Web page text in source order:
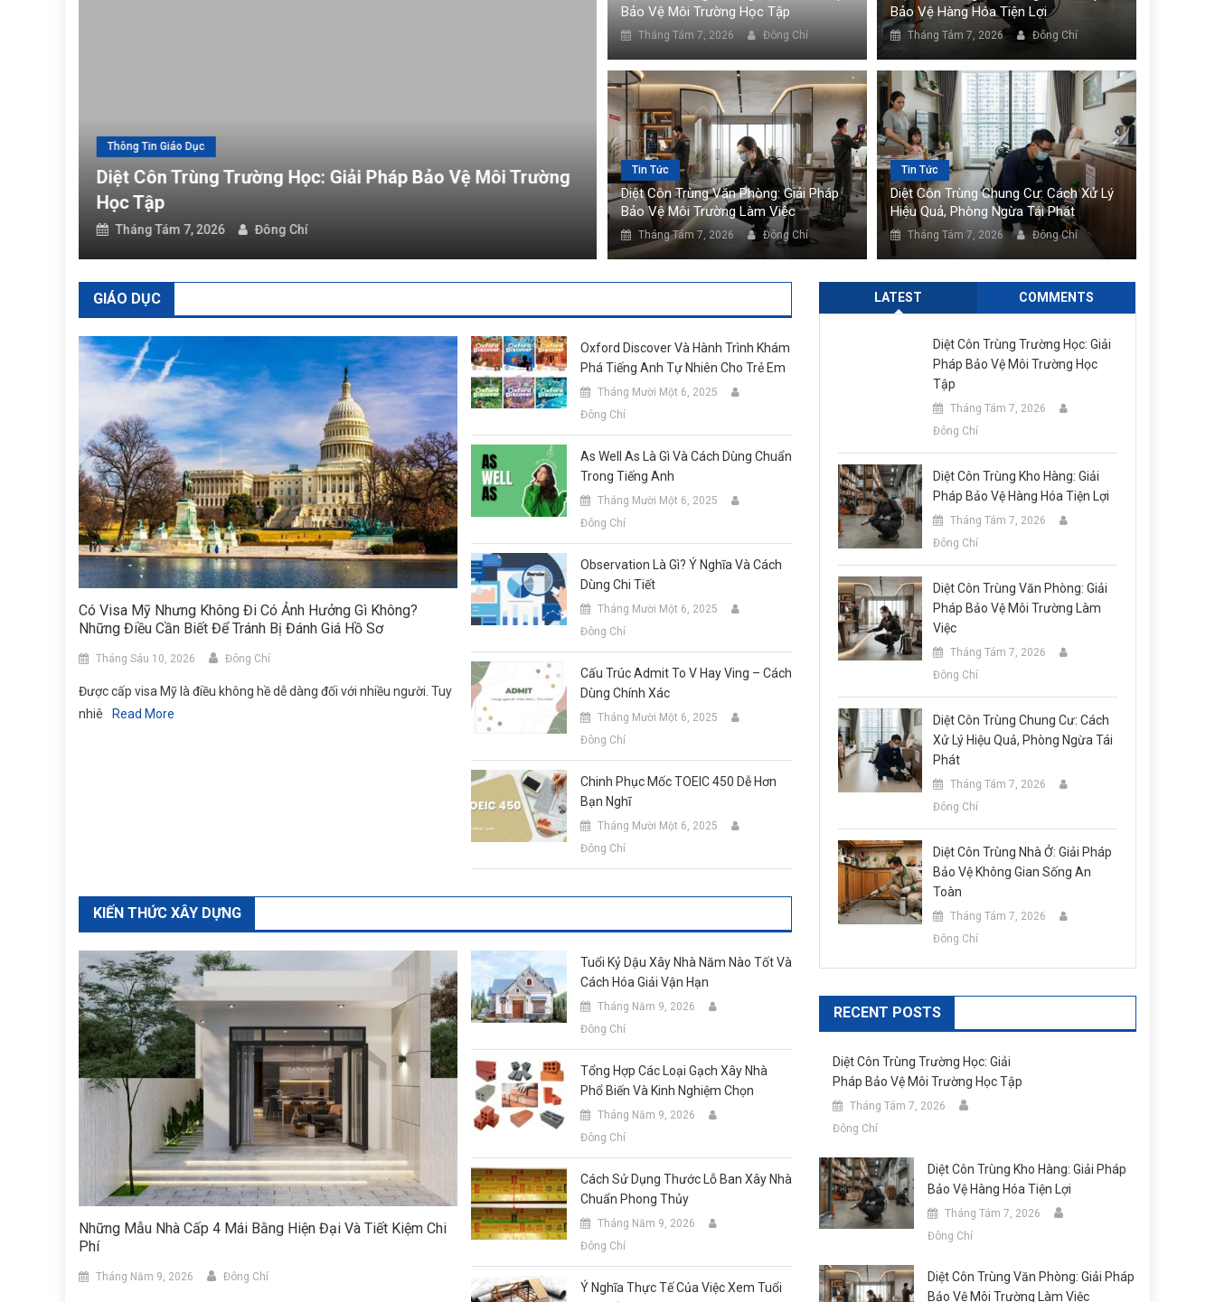
Diệt côn trùng trường học: Giải pháp bảo vệ môi trường học tập
Côn Trùng Trường Học: Giải Pháp Bảo Vệ Môi Trường
Tháng Tám 7, 2026 Đông Chí
Diệt Côn Trùng Kho Hàng: Giải Pháp Bảo Vệ Hàng Hóa
Tháng Tám 7, 2026 Đông Chí
Tin Tức
Diệt Côn Trùng Văn
Làm Việc
Tháng Tám 7, 2026
Bảo Vệ Môi Trường Học Tập
Tháng Tám 7, 2026 Đông Chí
Bảo Vệ Hàng Hóa Tiện Lợi
Tháng Tám 7, 2026 Đông Chí
Tin Tức
Diệt Côn Trùng Văn Phòng: Giải Pháp
Bảo Vệ Môi Trường Làm Việc
Tháng Tám 7, 2026 Đông Chí
Tin Tức
Diệt Côn Trùng Chung Cư: Cách Xử Lý
Hiệu Quả, Phòng Ngừa Tái Phát
Tháng Tám 7, 2026 Đông Chí
GIÁO DỤC
Có Visa Mỹ Nhưng Không Đi Có Ảnh Hưởng Gì Không?
Những Điều Cần Biết Để Tránh Bị Đánh Giá Hồ Sơ
Tháng Sáu 10, 2026 Đông Chí
Được cấp visa Mỹ là điều không hề dễ dàng đối với nhiều người. Tuy
nhiê
Read More
Oxford Discover Và Hành Trình Khám
Phá Tiếng Anh Tự Nhiên Cho Trẻ Em
Tháng Mười Một 6, 2025
Đông Chí
As Well As Là Gì Và Cách Dùng Chuẩn
Trong Tiếng Anh
Tháng Mười Một 6, 2025
Đông Chí
Observation Là Gì? Ý Nghĩa Và Cách
Dùng Chi Tiết
Tháng Mười Một 6, 2025
Đông Chí
Cấu Trúc Admit To V Hay Ving – Cách
Dùng Chính Xác
Tháng Mười Một 6, 2025
Đông Chí
Chinh Phục Mốc TOEIC 450 Dễ Hơn
Bạn Nghĩ
Tháng Mười Một 6, 2025
Đông Chí
KIẾN THỨC XÂY DỰNG
Những Mẫu Nhà Cấp 4 Mái Bằng Hiện Đại Và Tiết Kiệm Chi
Phí
Tháng Năm 9, 2026 Đông Chí
Tuổi Kỷ Dậu Xây Nhà Năm Nào Tốt Và
Cách Hóa Giải Vận Hạn
Tháng Năm 9, 2026
Đông Chí
Tổng Hợp Các Loại Gạch Xây Nhà
Phổ Biến Và Kinh Nghiệm Chọn
Tháng Năm 9, 2026
Đông Chí
Cách Sử Dụng Thước Lỗ Ban Xây Nhà
Chuẩn Phong Thủy
Tháng Năm 9, 2026
Đông Chí
Ý Nghĩa Thực Tế Của Việc Xem Tuổi
LATEST COMMENTS
Diệt Côn Trùng Trường Học: Giải
Pháp Bảo Vệ Môi Trường Học
Tập
Tháng Tám 7, 2026
Đông Chí
Diệt Côn Trùng Kho Hàng: Giải
Pháp Bảo Vệ Hàng Hóa Tiện Lợi
Tháng Tám 7, 2026
Đông Chí
Diệt Côn Trùng Văn Phòng: Giải
Pháp Bảo Vệ Môi Trường Làm
Việc
Tháng Tám 7, 2026
Đông Chí
Diệt Côn Trùng Chung Cư: Cách
Xử Lý Hiệu Quả, Phòng Ngừa Tái
Phát
Tháng Tám 7, 2026
Đông Chí
Diệt Côn Trùng Nhà Ở: Giải Pháp
Bảo Vệ Không Gian Sống An
Toàn
Tháng Tám 7, 2026
Đông Chí
RECENT POSTS
Diệt Côn Trùng Trường Học: Giải
Pháp Bảo Vệ Môi Trường Học Tập
Tháng Tám 7, 2026
Đông Chí
Diệt Côn Trùng Kho Hàng: Giải Pháp
Bảo Vệ Hàng Hóa Tiện Lợi
Tháng Tám 7, 2026
Đông Chí
Diệt Côn Trùng Văn Phòng: Giải Pháp
Bảo Vệ Môi Trường Làm Việc